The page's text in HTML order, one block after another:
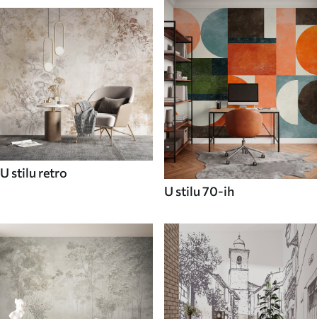
U stilu retro
U stilu 70-ih